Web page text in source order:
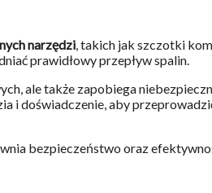
narzędzi, takich jak szczotki
prawidłowy przepływ spalin.
ale także zapobiega
i doświadczenie, aby
bezpieczeństwo oraz